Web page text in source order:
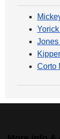
Jones
Corto